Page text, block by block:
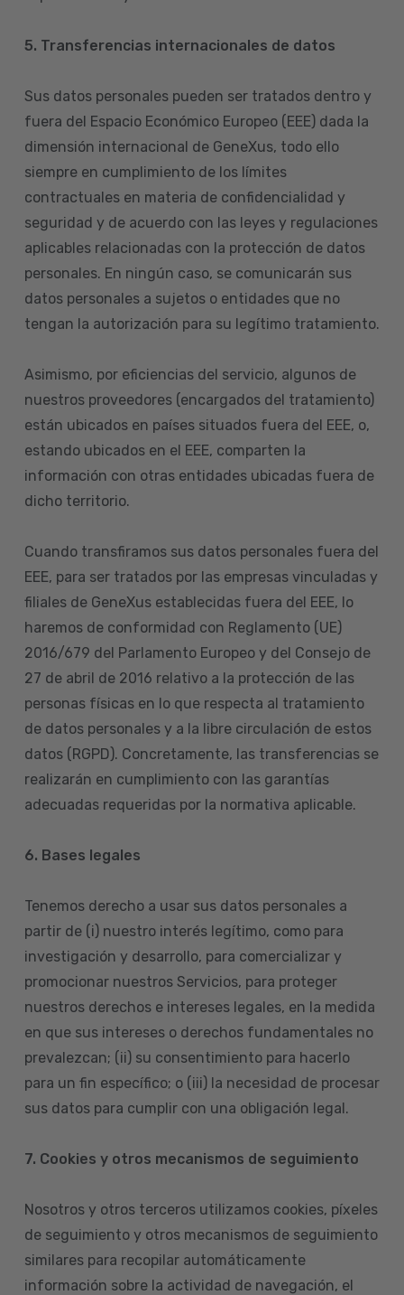
5. Transferencias internacionales de datos
Sus datos personales pueden ser tratados dentro y
fuera del Espacio Económico Europeo (EEE) dada la
dimensión internacional de GeneXus, todo ello
siempre en cumplimiento de los límites
contractuales en materia de confidencialidad y
seguridad y de acuerdo con las leyes y regulaciones
aplicables relacionadas con la protección de datos
personales. En ningún caso, se comunicarán sus
datos personales a sujetos o entidades que no
tengan la autorización para su legítimo tratamiento.
Asimismo, por eficiencias del servicio, algunos de
nuestros proveedores (encargados del tratamiento)
están ubicados en países situados fuera del EEE, o,
estando ubicados en el EEE, comparten la
información con otras entidades ubicadas fuera de
dicho territorio.
Cuando transfiramos sus datos personales fuera del
EEE, para ser tratados por las empresas vinculadas y
filiales de GeneXus establecidas fuera del EEE, lo
haremos de conformidad con Reglamento (UE)
2016/679 del Parlamento Europeo y del Consejo de
27 de abril de 2016 relativo a la protección de las
personas físicas en lo que respecta al tratamiento
de datos personales y a la libre circulación de estos
datos (RGPD). Concretamente, las transferencias se
realizarán en cumplimiento con las garantías
adecuadas requeridas por la normativa aplicable.
6. Bases legales
Tenemos derecho a usar sus datos personales a
partir de (i) nuestro interés legítimo, como para
investigación y desarrollo, para comercializar y
promocionar nuestros Servicios, para proteger
nuestros derechos e intereses legales, en la medida
en que sus intereses o derechos fundamentales no
prevalezcan; (ii) su consentimiento para hacerlo
para un fin específico; o (iii) la necesidad de procesar
sus datos para cumplir con una obligación legal.
7. Cookies y otros mecanismos de seguimiento
Nosotros y otros terceros utilizamos cookies, píxeles
de seguimiento y otros mecanismos de seguimiento
similares para recopilar automáticamente
información sobre la actividad de navegación, el